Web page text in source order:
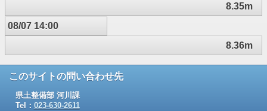
8.35m
08/07 14:00
8.36m
このサイトの問い合わせ先
県土整備部 河川課
Tel： 023-630-2611